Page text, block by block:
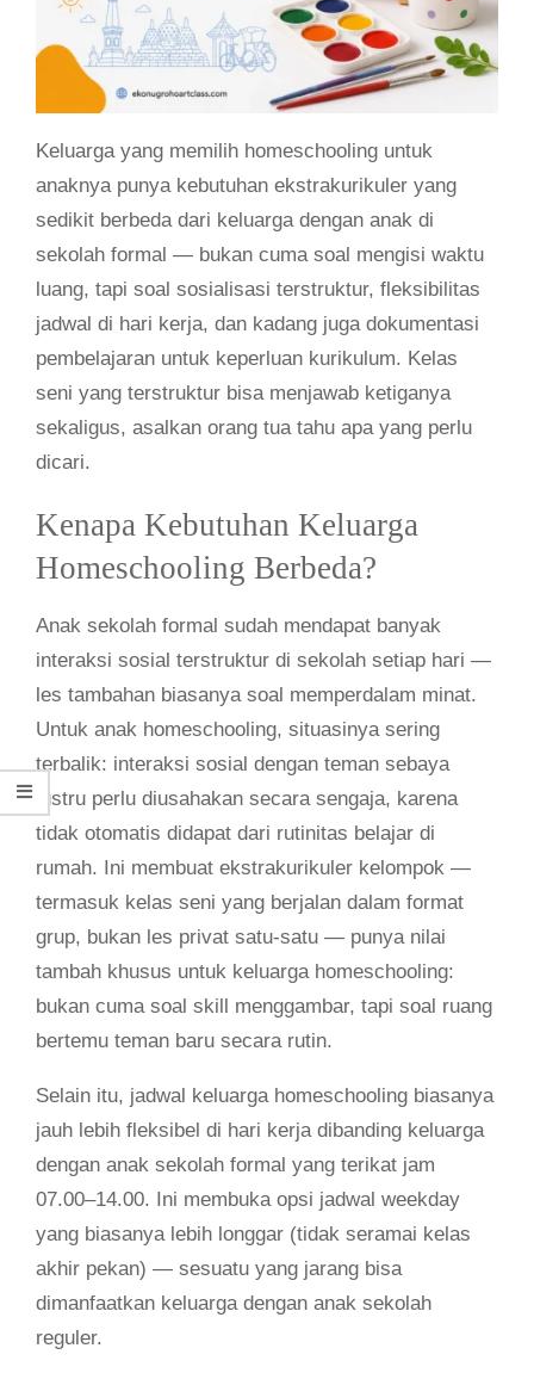
Keluarga yang memilih homeschooling untuk
anaknya punya kebutuhan ekstrakurikuler yang
sedikit berbeda dari keluarga dengan anak di
sekolah formal — bukan cuma soal mengisi waktu
luang, tapi soal sosialisasi terstruktur, fleksibilitas
jadwal di hari kerja, dan kadang juga dokumentasi
pembelajaran untuk keperluan kurikulum. Kelas
seni yang terstruktur bisa menjawab ketiganya
sekaligus, asalkan orang tua tahu apa yang perlu
dicari.
Kenapa Kebutuhan Keluarga
Homeschooling Berbeda?
Anak sekolah formal sudah mendapat banyak
interaksi sosial terstruktur di sekolah setiap hari —
les tambahan biasanya soal memperdalam minat.
Untuk anak homeschooling, situasinya sering
terbalik: interaksi sosial dengan teman sebaya
justru perlu diusahakan secara sengaja, karena
tidak otomatis didapat dari rutinitas belajar di
rumah. Ini membuat ekstrakurikuler kelompok —
termasuk kelas seni yang berjalan dalam format
grup, bukan les privat satu-satu — punya nilai
tambah khusus untuk keluarga homeschooling:
bukan cuma soal skill menggambar, tapi soal ruang
bertemu teman baru secara rutin.
Selain itu, jadwal keluarga homeschooling biasanya
jauh lebih fleksibel di hari kerja dibanding keluarga
dengan anak sekolah formal yang terikat jam
07.00–14.00. Ini membuka opsi jadwal weekday
yang biasanya lebih longgar (tidak seramai kelas
akhir pekan) — sesuatu yang jarang bisa
dimanfaatkan keluarga dengan anak sekolah
reguler.